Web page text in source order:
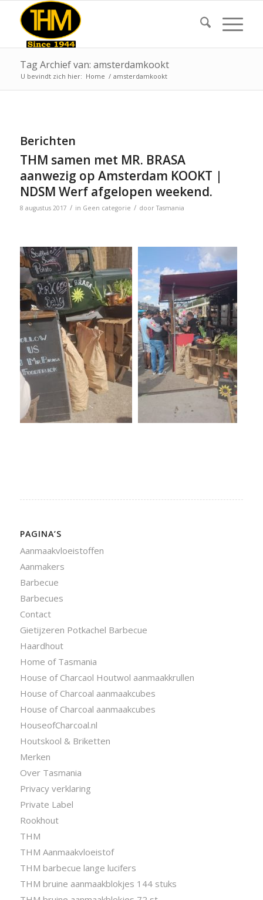
Tag Archief van: amsterdamkookt
U bevindt zich hier: Home / amsterdamkookt
Berichten
THM samen met MR. BRASA
aanwezig op Amsterdam KOOKT |
NDSM Werf afgelopen weekend.
8 augustus 2017 / in Geen categorie / doorTasmania
PAGINA’S
Aanmaakvloeistoffen
Aanmakers
Barbecue
Barbecues
Contact
Gietijzeren Potkachel Barbecue
Haardhout
Home of Tasmania
House of Charcaol Houtwol aanmaakkrullen
House of Charcoal aanmaakcubes
House of Charcoal aanmaakcubes
HouseofCharcoal.nl
Houtskool & Briketten
Merken
Over Tasmania
Privacy verklaring
Private Label
Rookhout
THM
THM Aanmaakvloeistof
THM barbecue lange lucifers
THM bruine aanmaakblokjes 144 stuks